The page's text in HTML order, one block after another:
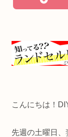
こんにちは！
先週の土曜日、